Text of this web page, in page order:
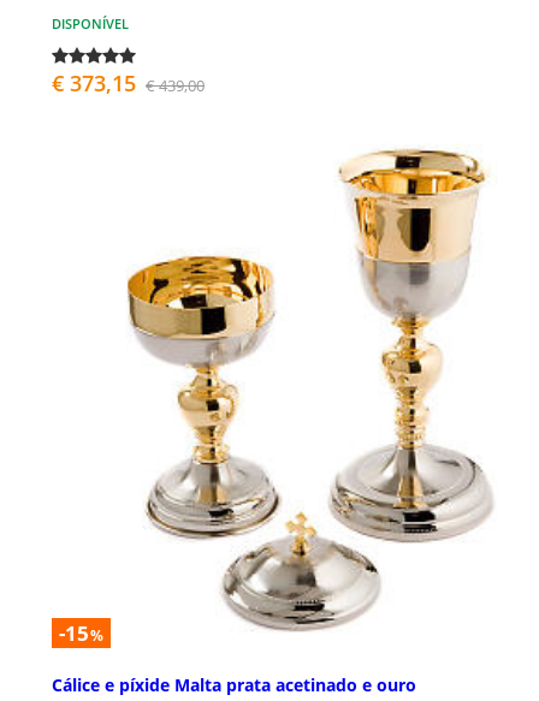
DISPONÍVEL
€ 373,15 € 439,00
-15%
Cálice e píxide Malta prata acetinado e ouro